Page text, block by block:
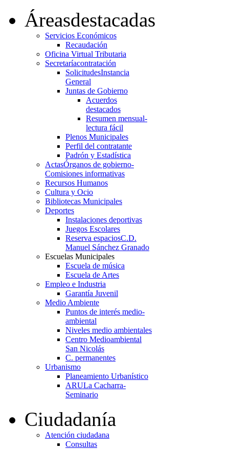
Áreasdestacadas
Servicios Económicos
Recaudación
Oficina Virtual Tributaria
Secretaríacontratación
SolicitudesInstancia
General
Juntas de Gobierno
Acuerdos
destacados
Resumen mensual-
lectura fácil
Plenos Municipales
Perfil del contratante
Padrón y Estadística
ActasÓrganos de gobierno-
Comisiones informativas
Recursos Humanos
Cultura y Ocio
Bibliotecas Municipales
Deportes
Instalaciones deportivas
Juegos Escolares
Reserva espaciosC.D.
Manuel Sánchez Granado
Escuelas Municipales
Escuela de música
Escuela de Artes
Empleo e Industria
Garantía Juvenil
Medio Ambiente
Puntos de interés medio-
ambiental
Niveles medio ambientales
Centro Medioambiental
San Nicolás
C. permanentes
Urbanismo
Planeamiento Urbanístico
ARULa Cacharra-
Seminario
Ciudadanía
Atención ciudadana
Consultas